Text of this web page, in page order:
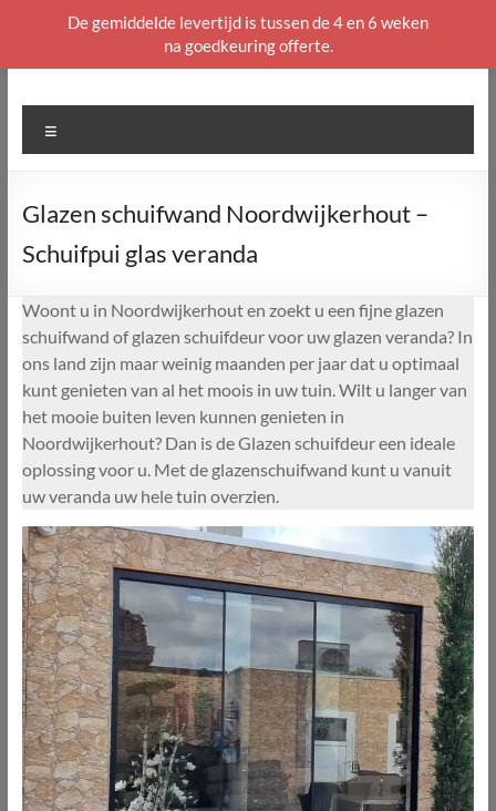
naar
Glazen schuifwand Noordwijkerhout –
Schuifpui glas veranda
Woont u in Noordwijkerhout en zoekt u een fijne glazen
schuifwand of glazen schuifdeur voor uw glazen veranda? In
ons land zijn maar weinig maanden per jaar dat u optimaal
kunt genieten van al het moois in uw tuin. Wilt u langer van
het mooie buiten leven kunnen genieten in
Noordwijkerhout? Dan is de Glazen schuifdeur een ideale
oplossing voor u. Met de glazenschuifwand kunt u vanuit
uw veranda uw hele tuin overzien.
De gemiddelde levertijd is tussen de 4 en 6 weken
na goedkeuring offerte.